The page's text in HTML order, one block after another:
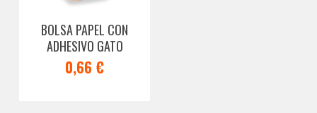
BOLSA PAPEL CON
ADHESIVO GATO
0,66 €